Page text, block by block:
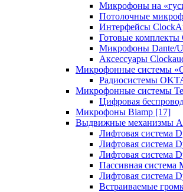
Микрофоны на
Потолочные
Интерфейсы
Готовые комплекты
Микрофоны Dante/
Аксессуары
Микрофонные системы
Радиосистемы
Микрофонные системы
Цифровая
Микрофоны Biamp [17]
Выдвижные механизмы
Лифтовая система
Лифтовая система
Лифтовая система
Пассивная система
Лифтовая система
Встраиваемые